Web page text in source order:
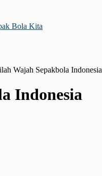
Bola Kita
Wajah Sepakbola Indonesia
Indonesia